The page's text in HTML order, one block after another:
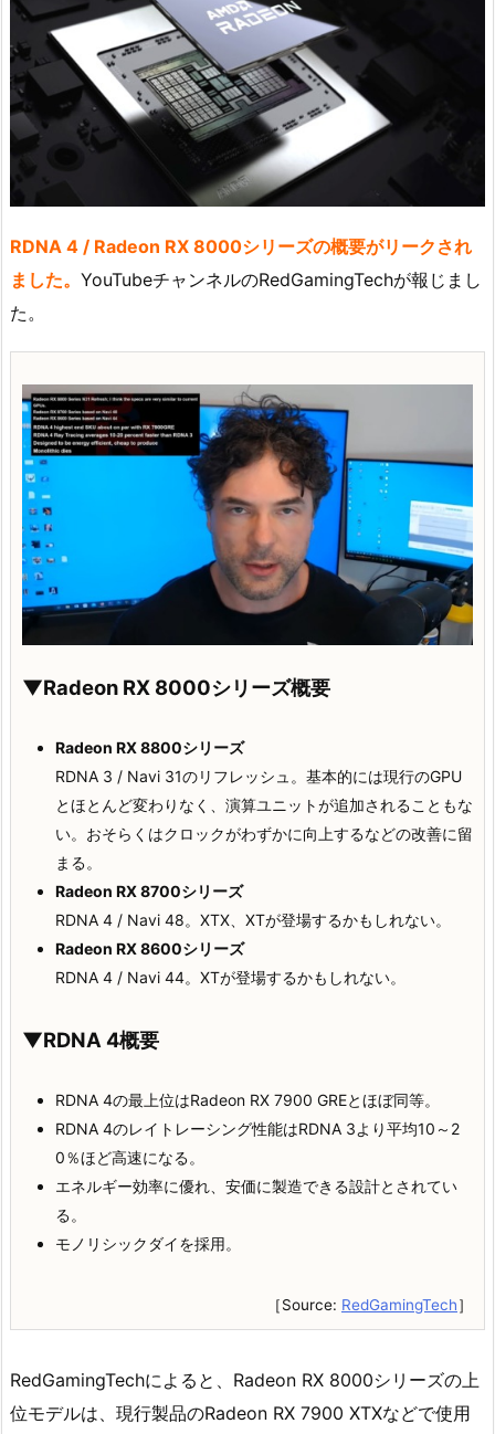
RDNA 4 / Radeon RX 8000シリーズの概要がリークされ
ました。 YouTubeチャンネルのRedGamingTechが報じまし
た。
▼Radeon RX 8000シリーズ概要
Radeon RX 8800シリーズ
RDNA 3 / Navi 31のリフレッシュ。基本的には現行のGPU
とほとんど変わりなく、演算ユニットが追加されることもな
い。おそらくはクロックがわずかに向上するなどの改善に留
まる。
Radeon RX 8700シリーズ
RDNA 4 / Navi 48。XTX、XTが登場するかもしれない。
Radeon RX 8600シリーズ
RDNA 4 / Navi 44。XTが登場するかもしれない。
▼RDNA 4概要
RDNA 4の最上位はRadeon RX 7900 GREとほぼ同等。
RDNA 4のレイトレーシング性能はRDNA 3より平均10～2
0％ほど高速になる。
エネルギー効率に優れ、安価に製造できる設計とされてい
る。
モノリシックダイを採用。
［Source: RedGamingTech］
RedGamingTechによると、Radeon RX 8000シリーズの上
位モデルは、現行製品のRadeon RX 7900 XTXなどで使用